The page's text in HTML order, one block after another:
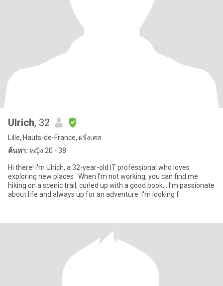
Ulrich, 32
Lille, Hauts-de-France, ฝรั่งเศส
ค้นหา: หญิง 20 - 38
Hi there! I'm Ulrich, a 32-year-old IT professional who loves
exploring new places . When I'm not working, you can find me
hiking on a scenic trail, curled up with a good book, . I'm passionate
about life and always up for an adventure. I'm looking f